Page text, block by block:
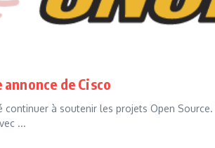
de Cisco
à soutenir les projets Open
...